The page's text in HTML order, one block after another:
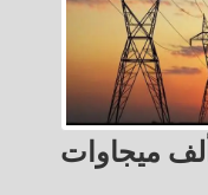
أحمال الكهرباء تتجاوز 39.6 ألف ميجاوات